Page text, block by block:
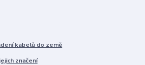
kabelů do země
značení